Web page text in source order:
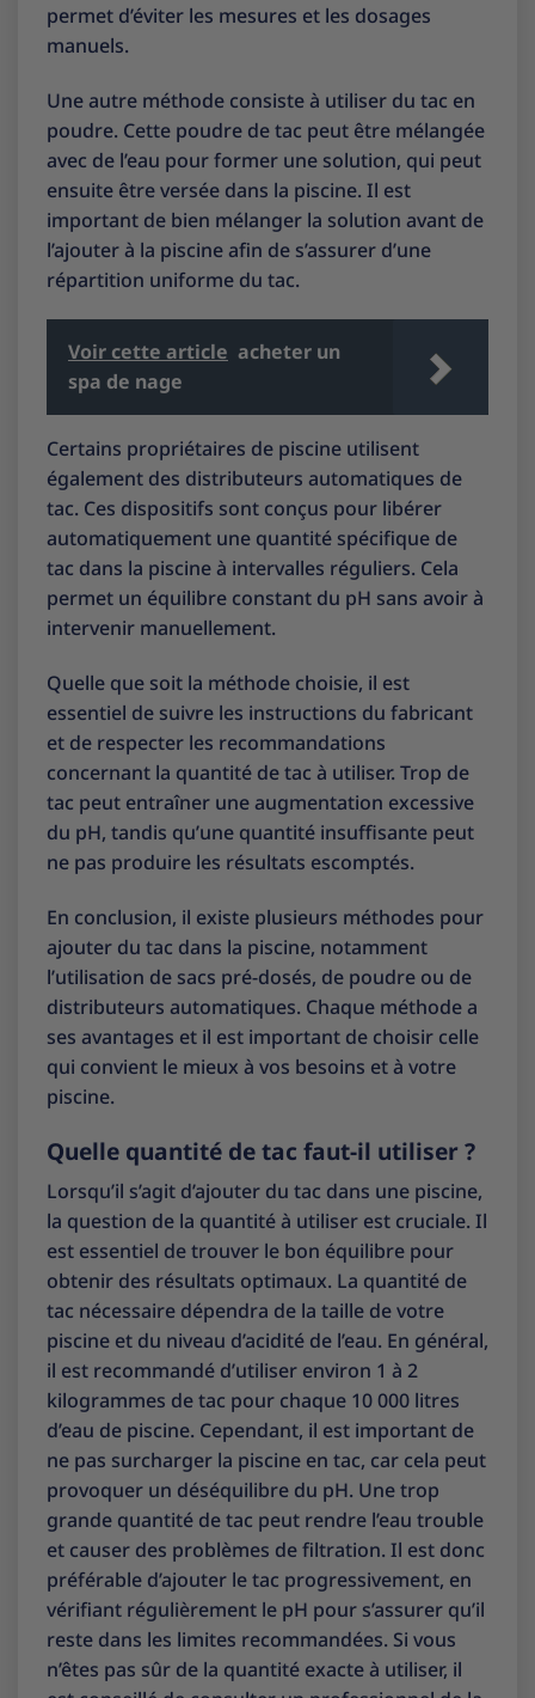
permet d’éviter les mesures et les dosages
manuels.
Une autre méthode consiste à utiliser du tac en
poudre. Cette poudre de tac peut être mélangée
avec de l’eau pour former une solution, qui peut
ensuite être versée dans la piscine. Il est
important de bien mélanger la solution avant de
l’ajouter à la piscine afin de s’assurer d’une
répartition uniforme du tac.
Voir cette article acheter un
spa de nage
Certains propriétaires de piscine utilisent
également des distributeurs automatiques de
tac. Ces dispositifs sont conçus pour libérer
automatiquement une quantité spécifique de
tac dans la piscine à intervalles réguliers. Cela
permet un équilibre constant du pH sans avoir à
intervenir manuellement.
Quelle que soit la méthode choisie, il est
essentiel de suivre les instructions du fabricant
et de respecter les recommandations
concernant la quantité de tac à utiliser. Trop de
tac peut entraîner une augmentation excessive
du pH, tandis qu’une quantité insuffisante peut
ne pas produire les résultats escomptés.
En conclusion, il existe plusieurs méthodes pour
ajouter du tac dans la piscine, notamment
l’utilisation de sacs pré-dosés, de poudre ou de
distributeurs automatiques. Chaque méthode a
ses avantages et il est important de choisir celle
qui convient le mieux à vos besoins et à votre
piscine.
Quelle quantité de tac faut-il utiliser ?
Lorsqu’il s’agit d’ajouter du tac dans une piscine,
la question de la quantité à utiliser est cruciale. Il
est essentiel de trouver le bon équilibre pour
obtenir des résultats optimaux. La quantité de
tac nécessaire dépendra de la taille de votre
piscine et du niveau d’acidité de l’eau. En général,
il est recommandé d’utiliser environ 1 à 2
kilogrammes de tac pour chaque 10 000 litres
d’eau de piscine. Cependant, il est important de
ne pas surcharger la piscine en tac, car cela peut
provoquer un déséquilibre du pH. Une trop
grande quantité de tac peut rendre l’eau trouble
et causer des problèmes de filtration. Il est donc
préférable d’ajouter le tac progressivement, en
vérifiant régulièrement le pH pour s’assurer qu’il
reste dans les limites recommandées. Si vous
n’êtes pas sûr de la quantité exacte à utiliser, il